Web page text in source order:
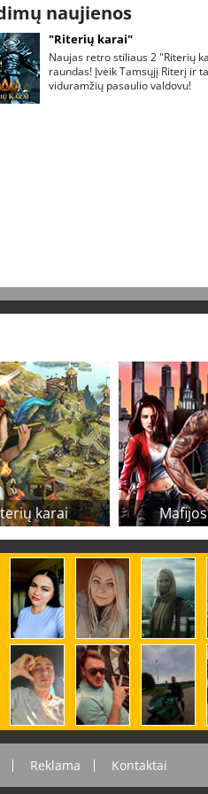
naujienos
"Riterių karai"
Naujas retro stiliaus 2 "Riterių
raundas! Įveik Tamsųjį Riterį ir
viduramžių pasaulio valdovu!
karai
Reklama Kontaktai